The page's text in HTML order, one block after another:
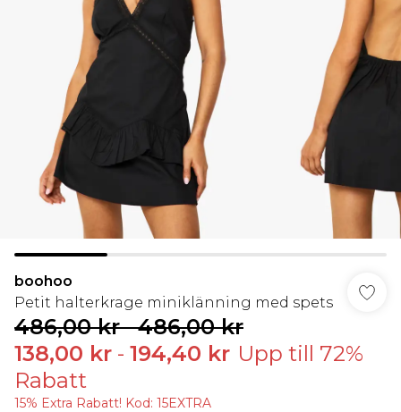
boohoo
Petit halterkrage miniklänning med spets
486,00 kr-486,00 kr
138,00 kr - 194,40 kr Upp till 72%
Rabatt
15% Extra Rabatt! Kod: 15EXTRA